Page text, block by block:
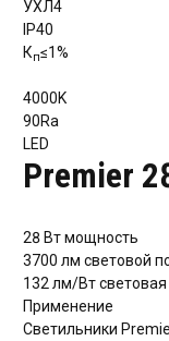
УХЛ4
IP40
Кп≤1%
4000K
90Ra
LED
Premier
28 Втмощность
3700 лм световой
132 лм/Вт
Применение
Светильники